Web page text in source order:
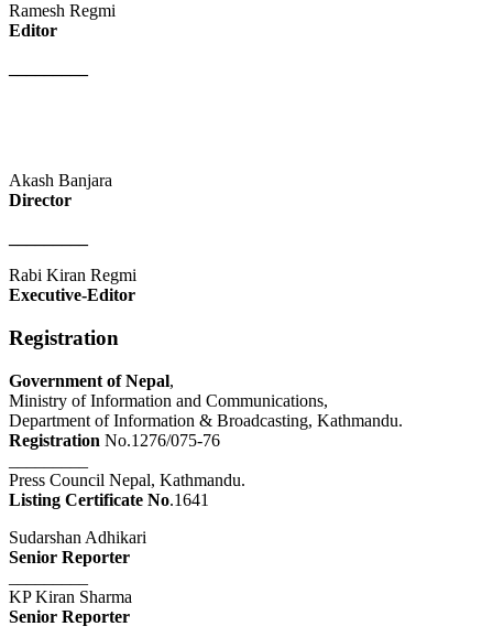
Ramesh Regmi
Editor
Akash Banjara
Director
Rabi Kiran Regmi
Executive-Editor
Registration
Government of Nepal,
Ministry of Information and Communications,
Department of Information & Broadcasting, Kathmandu.
Registration No.1276/075-76
Press Council Nepal, Kathmandu.
Listing Certificate No.1641
Sudarshan Adhikari
Senior Reporter
KP Kiran Sharma
Senior Reporter